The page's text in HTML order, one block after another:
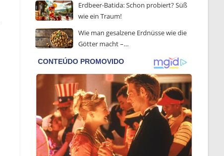
Erdbeer-Batida: Schon probiert? Süß
wie ein Traum!
Wie man gesalzene Erdnüsse wie die
Götter macht –…